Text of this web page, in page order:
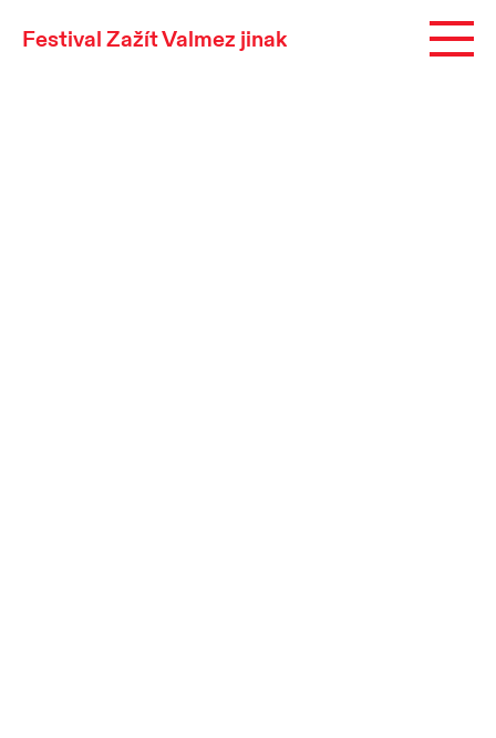
Festival Zažít Valmez jinak